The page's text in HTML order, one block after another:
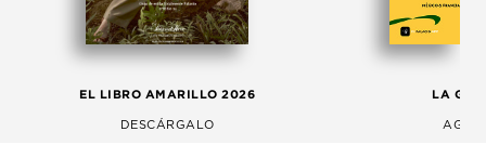
EL LIBRO AMARILLO 2026
DESCÁRGALO
LA